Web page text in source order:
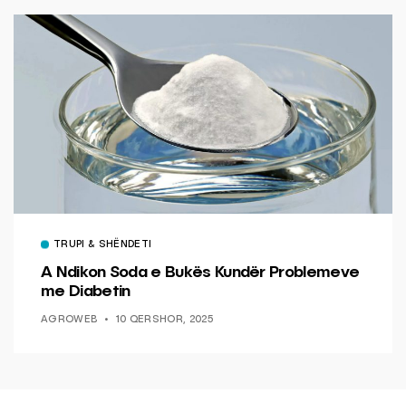
TRUPI & SHËNDETI
A Ndikon Soda e Bukës Kundër Problemeve
me Diabetin
AGROWEB 10 QERSHOR, 2025